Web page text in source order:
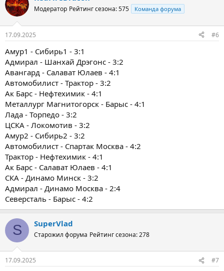
Модератор Рейтинг сезона: 575 Команда форума
17.09.2025 #6
Амур1 - Сибирь1 - 3:1
Адмирал - Шанхай Дрэгонс - 3:2
Авангард - Салават Юлаев - 4:1
Автомобилист - Трактор - 3:2
Ак Барс - Нефтехимик - 4:1
Металлург Магнитогорск - Барыс - 4:1
Лада - Торпедо - 3:2
ЦСКА - Локомотив - 3:2
Амур2 - Сибирь2 - 3:2
Автомобилист - Спартак Москва - 4:2
Трактор - Нефтехимик - 4:1
Ак Барс - Салават Юлаев - 4:1
СКА - Динамо Минск - 3:2
Адмирал - Динамо Москва - 2:4
Северсталь - Барыс - 4:2
S SuperVlad
Старожил форума Рейтинг сезона: 278
17.09.2025 #7